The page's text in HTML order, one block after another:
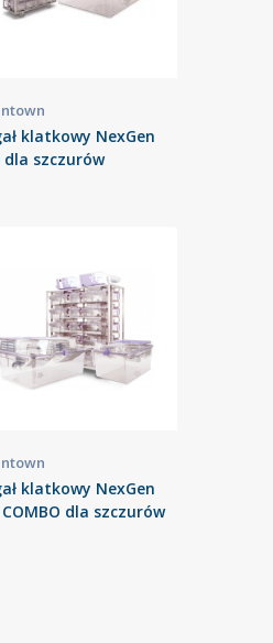
klatkowy NexGen
dla szczurów
klatkowy NexGen
COMBO dla szczurów